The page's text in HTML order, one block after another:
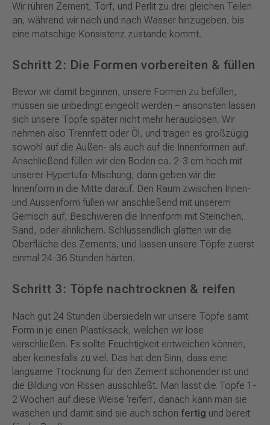
Wir rühren Zement, Torf, und Perlit zu drei gleichen Teilen
an, während wir nach und nach Wasser hinzugeben, bis
eine matschige Konsistenz zustande kommt.
Schritt 2: Die Formen vorbereiten & füllen
Bevor wir damit beginnen, unsere Formen zu befüllen,
müssen sie unbedingt eingeölt werden – ansonsten lassen
sich unsere Töpfe später nicht mehr herauslösen. Wir
nehmen also Trennfett oder Öl, und tragen es großzügig
sowohl auf die Außen- als auch auf die Innenformen auf.
Anschließend füllen wir den Boden ca. 2-3 cm hoch mit
unserer Hypertufa-Mischung, dann geben wir die
Innenform in die Mitte darauf. Den Raum zwischen Innen-
und Aussenform füllen wir anschließend mit unserem
Gemisch auf, Beschweren die Innenform mit Steinchen,
Sand, oder ähnlichem. Schlussendlich glätten wir die
Oberfläche des Zements, und lassen unsere Töpfe zuerst
einmal 24-36 Stunden härten.
Schritt 3: Töpfe nachtrocknen & reifen
Nach gut 24 Stunden übersiedeln wir unsere Töpfe samt
Form in je einen Plastiksack, welchen wir lose
verschließen. Es sollte Feuchtigkeit entweichen können,
aber keinesfalls zu viel. Das hat den Sinn, dass eine
langsame Trocknung für den Zement schonender ist und
die Bildung von Rissen ausschließt. Man lässt die Töpfe 1-
2 Wochen auf diese Weise ‘reifen’, danach kann man sie
waschen und damit sind sie auch schon fertig und bereit